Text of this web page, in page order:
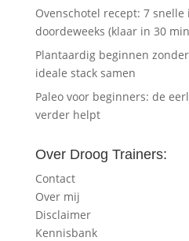
Ovenschotel recept: 7 snelle
doordeweeks (klaar in 30
Plantaardig beginnen
ideale stack samen
Paleo voor beginners: de
verder helpt
Over Droog Trainers:
Contact
Over mij
Disclaimer
Kennisbank